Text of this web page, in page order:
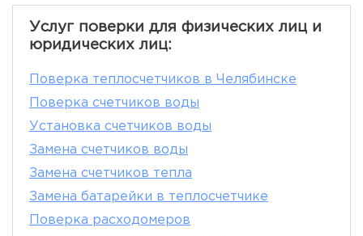
Услуг поверки для физических лиц и
юридических лиц:
Поверка теплосчетчиков в Челябинске
Поверка счетчиков воды
Установка счетчиков воды
Замена счетчиков воды
Замена счетчиков тепла
Замена батарейки в теплосчетчике
Поверка расходомеров